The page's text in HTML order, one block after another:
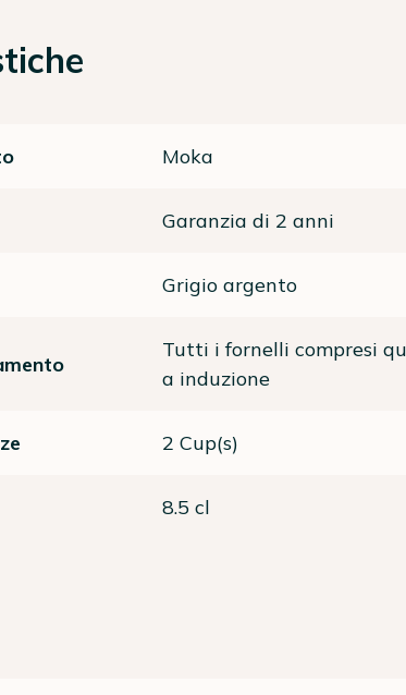
Moka
Garanzia di 2 anni
Grigio argento
Tutti i fornelli compresi
a induzione
2 Cup(s)
8.5 cl